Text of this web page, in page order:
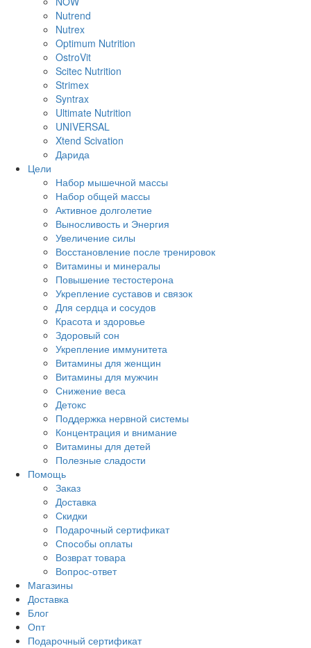
Nutrend
Nutrex
Optimum Nutrition
OstroVit
Scitec Nutrition
Strimex
Syntrax
Ultimate Nutrition
UNIVERSAL
Xtend Scivation
Дарида
Цели
Набор мышечной массы
Набор общей массы
Активное долголетие
Выносливость и Энергия
Увеличение силы
Восстановление после тренировок
Витамины и минералы
Повышение тестостерона
Укрепление суставов и связок
Для сердца и сосудов
Красота и здоровье
Здоровый сон
Укрепление иммунитета
Витамины для женщин
Витамины для мужчин
Снижение веса
Детокс
Поддержка нервной системы
Концентрация и внимание
Витамины для детей
Полезные сладости
Помощь
Заказ
Доставка
Скидки
Подарочный сертификат
Способы оплаты
Возврат товара
Вопрос-ответ
Магазины
Доставка
Блог
Опт
Подарочный сертификат